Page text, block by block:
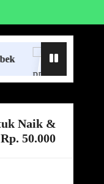
Supplier Ready
Naik &
50.000